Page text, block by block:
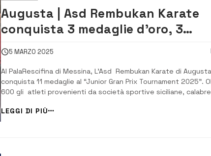
Augusta | Asd Rembukan Karate
conquista 3 medaglie d’oro, 3
d’argento e 5 di bronzo
5 MARZO 2025
Al PalaRescifina di Messina, L’Asd Rembukan Karate di Augusta
conquista 11 medaglie al “Junior Gran Prix Tournament 2025”.
600 gli atleti provenienti da società sportive siciliane,
di Messina, allestito per l’occasione con ben 6 tatami dove i g...
LEGGI DI PIÙ